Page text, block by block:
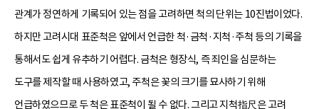
관계가 정연하게 기록되어 있는 점을 고려하면 척의 단위는 10진법이었다.
하지만 고려시대 표준척은 앞에서 언급한 척·금척·지척·주척 등의 기록을
통해서도 쉽게 유추하기 어렵다. 금척은 형장식, 즉 죄인을 심문하는
도구를 제작할 때 사용하였고, 주척은 꽃의 크기를 묘사하기 위해
언급하였으므로 두 척은 표준척이 될 수 없다. 그리고 지척指尺은 고려